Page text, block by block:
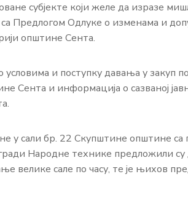
субјекте који желе да изразе
са Предлогом Одлуке о изменама и
општине Сента.
и поступку давања у закуп
Сента и информација о сазваној
у сали бр. 22 Скупштине општине са
Народне технике предложили
велике сале по часу, те је њихов